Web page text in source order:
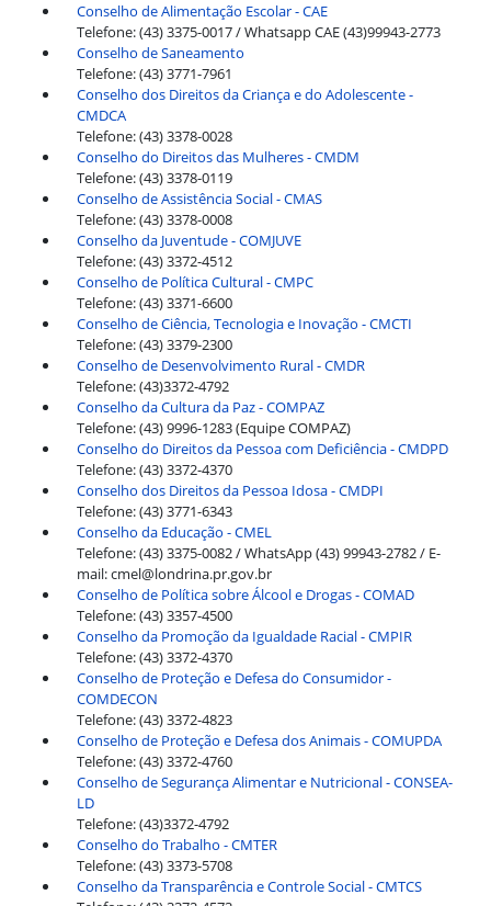
Conselho de Alimentação Escolar - CAE
Telefone: (43) 3375-0017 / Whatsapp CAE (43)99943-2773
Conselho de Saneamento
Telefone: (43) 3771-7961
Conselho dos Direitos da Criança e do Adolescente -
CMDCA
Telefone: (43) 3378-0028
Conselho do Direitos das Mulheres - CMDM
Telefone: (43) 3378-0119
Conselho de Assistência Social - CMAS
Telefone: (43) 3378-0008
Conselho da Juventude - COMJUVE
Telefone: (43) 3372-4512
Conselho de Política Cultural - CMPC
Telefone: (43) 3371-6600
Conselho de Ciência, Tecnologia e Inovação - CMCTI
Telefone: (43) 3379-2300
Conselho de Desenvolvimento Rural - CMDR
Telefone: (43)3372-4792
Conselho da Cultura da Paz - COMPAZ
Telefone: (43) 9996-1283 (Equipe COMPAZ)
Conselho do Direitos da Pessoa com Deficiência - CMDPD
Telefone: (43) 3372-4370
Conselho dos Direitos da Pessoa Idosa - CMDPI
Telefone: (43) 3771-6343
Conselho da Educação - CMEL
Telefone: (43) 3375-0082 / WhatsApp (43) 99943-2782 / E-
mail: cmel@londrina.pr.gov.br
Conselho de Política sobre Álcool e Drogas - COMAD
Telefone: (43) 3357-4500
Conselho da Promoção da Igualdade Racial - CMPIR
Telefone: (43) 3372-4370
Conselho de Proteção e Defesa do Consumidor -
COMDECON
Telefone: (43) 3372-4823
Conselho de Proteção e Defesa dos Animais - COMUPDA
Telefone: (43) 3372-4760
Conselho de Segurança Alimentar e Nutricional - CONSEA-
LD
Telefone: (43)3372-4792
Conselho do Trabalho - CMTER
Telefone: (43) 3373-5708
Conselho da Transparência e Controle Social - CMTCS